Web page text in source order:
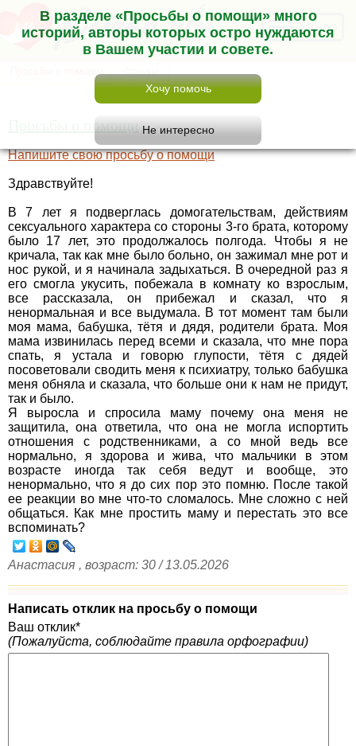
В разделе «Просьбы о помощи» много
историй, авторы которых остро нуждаются
в Вашем участии и совете.
Меню
Просьбы о помощи
Напишите свою просьбу о помощи
Здравствуйте!
В 7 лет я подверглась домогательствам, действиям
сексуального характера со стороны 3-го брата, которому
было 17 лет, это продолжалось полгода. Чтобы я не
кричала, так как мне было больно, он зажимал мне рот и
нос рукой, и я начинала задыхаться. В очередной раз я
его смогла укусить, побежала в комнату ко взрослым,
все рассказала, он прибежал и сказал, что я
ненормальная и все выдумала. В тот момент там были
моя мама, бабушка, тётя и дядя, родители брата. Моя
мама извинилась перед всеми и сказала, что мне пора
спать, я устала и говорю глупости, тётя с дядей
посоветовали сводить меня к психиатру, только бабушка
меня обняла и сказала, что больше они к нам не придут,
так и было.
Я выросла и спросила маму почему она меня не
защитила, она ответила, что она не могла испортить
отношения с родственниками, а со мной ведь все
нормально, я здорова и жива, что мальчики в этом
возрасте иногда так себя ведут и вообще, это
ненормально, что я до сих пор это помню. После такой
ее реакции во мне что-то сломалось. Мне сложно с ней
общаться. Как мне простить маму и перестать это все
вспоминать?
Анастасия , возраст: 30 / 13.05.2026
Написать отклик на просьбу о помощи
Ваш отклик*
(Пожалуйста, соблюдайте правила орфографии)